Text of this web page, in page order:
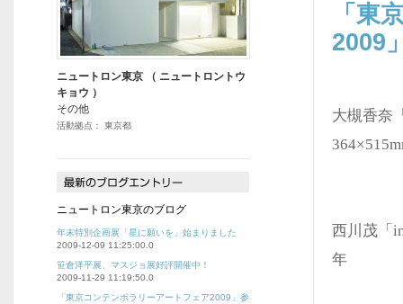
「東
2009
大槻香奈
西川茂「
年
ニュートロン東京 （ ニュートロントウ
キョウ ）
その他
活動拠点： 東京都
ニュートロン東京のブログ
年末特別企画展「星に願いを」始まりました
2009-12-09 11:25:00.0
笹倉洋平展、マスジョ展好評開催中！
2009-11-29 11:19:50.0
「東京コンテンポラリーアートフェア2009」参